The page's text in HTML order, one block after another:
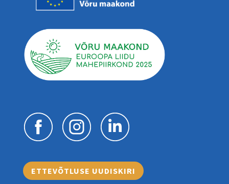
ETTEVÕTLUSE UUDISKIRI